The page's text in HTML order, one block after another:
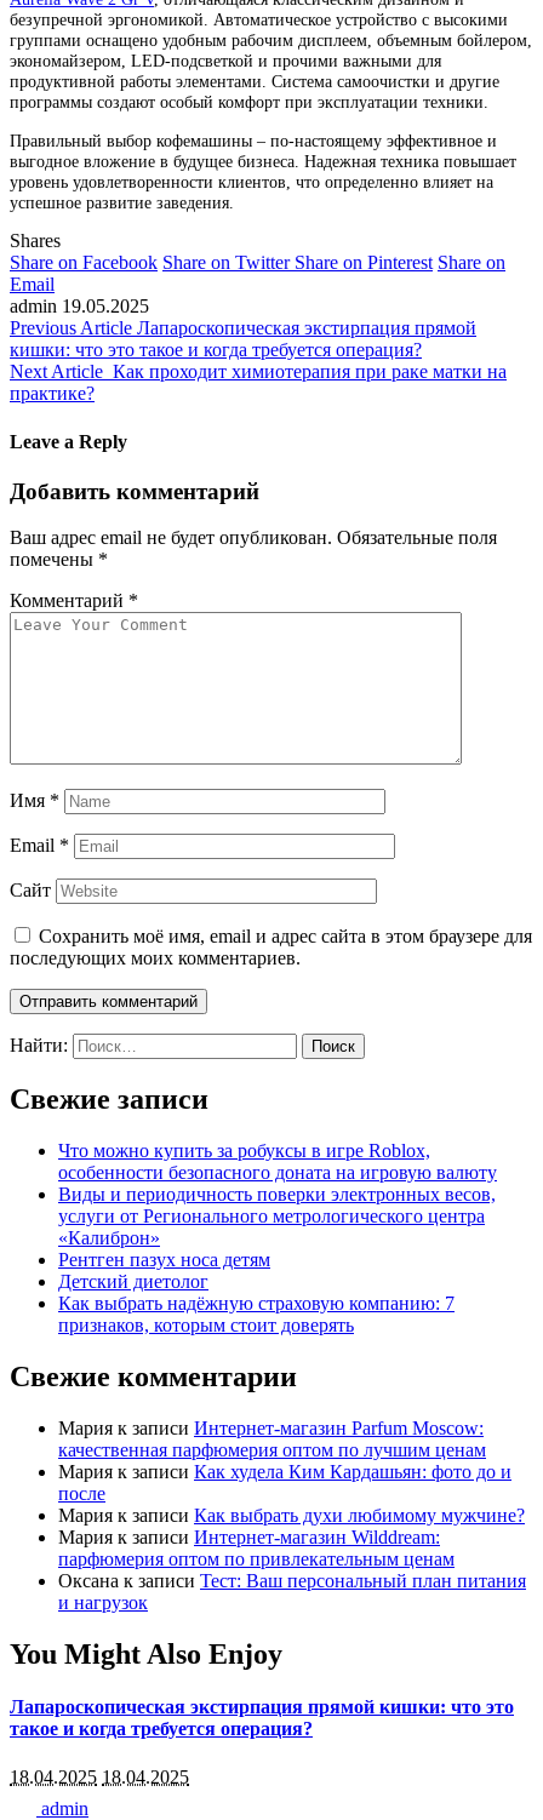
безупречной эргономикой. Автоматическое устройство с высокими
группами оснащено удобным рабочим дисплеем, объемным бойлером,
экономайзером, LED-подсветкой и прочими важными для
продуктивной работы элементами. Система самоочистки и другие
программы создают особый комфорт при эксплуатации техники.
Правильный выбор кофемашины – по-настоящему эффективное и
выгодное вложение в будущее бизнеса. Надежная техника повышает
уровень удовлетворенности клиентов, что определенно влияет на
успешное развитие заведения.
Shares
Share on Facebook Share on Twitter Share on Pinterest Share on
Email
admin 19.05.2025
Previous Article Лапароскопическая экстирпация прямой
кишки: что это такое и когда требуется операция?
Next Article Как проходит химиотерапия при раке матки на
практике?
Leave a Reply
Добавить комментарий
Ваш адрес email не будет опубликован. Обязательные поля
помечены *
Комментарий *
Имя *
Email *
Сайт
Сохранить моё имя, email и адрес сайта в этом браузере для
последующих моих комментариев.
Найти:
Свежие записи
Что можно купить за робуксы в игре Roblox,
особенности безопасного доната на игровую валюту
Виды и периодичность поверки электронных весов,
услуги от Регионального метрологического центра
«Калиброн»
Рентген пазух носа детям
Детский диетолог
Как выбрать надёжную страховую компанию: 7
признаков, которым стоит доверять
Свежие комментарии
Мария к записи Интернет-магазин Parfum Moscow:
качественная парфюмерия оптом по лучшим ценам
Мария к записи Как худела Ким Кардашьян: фото до и
после
Мария к записи Как выбрать духи любимому мужчине?
Мария к записи Интернет-магазин Wilddream:
парфюмерия оптом по привлекательным ценам
Оксана к записи Тест: Ваш персональный план питания
и нагрузок
You Might Also Enjoy
Лапароскопическая экстирпация прямой кишки: что это
такое и когда требуется операция?
18.04.2025 18.04.2025
admin